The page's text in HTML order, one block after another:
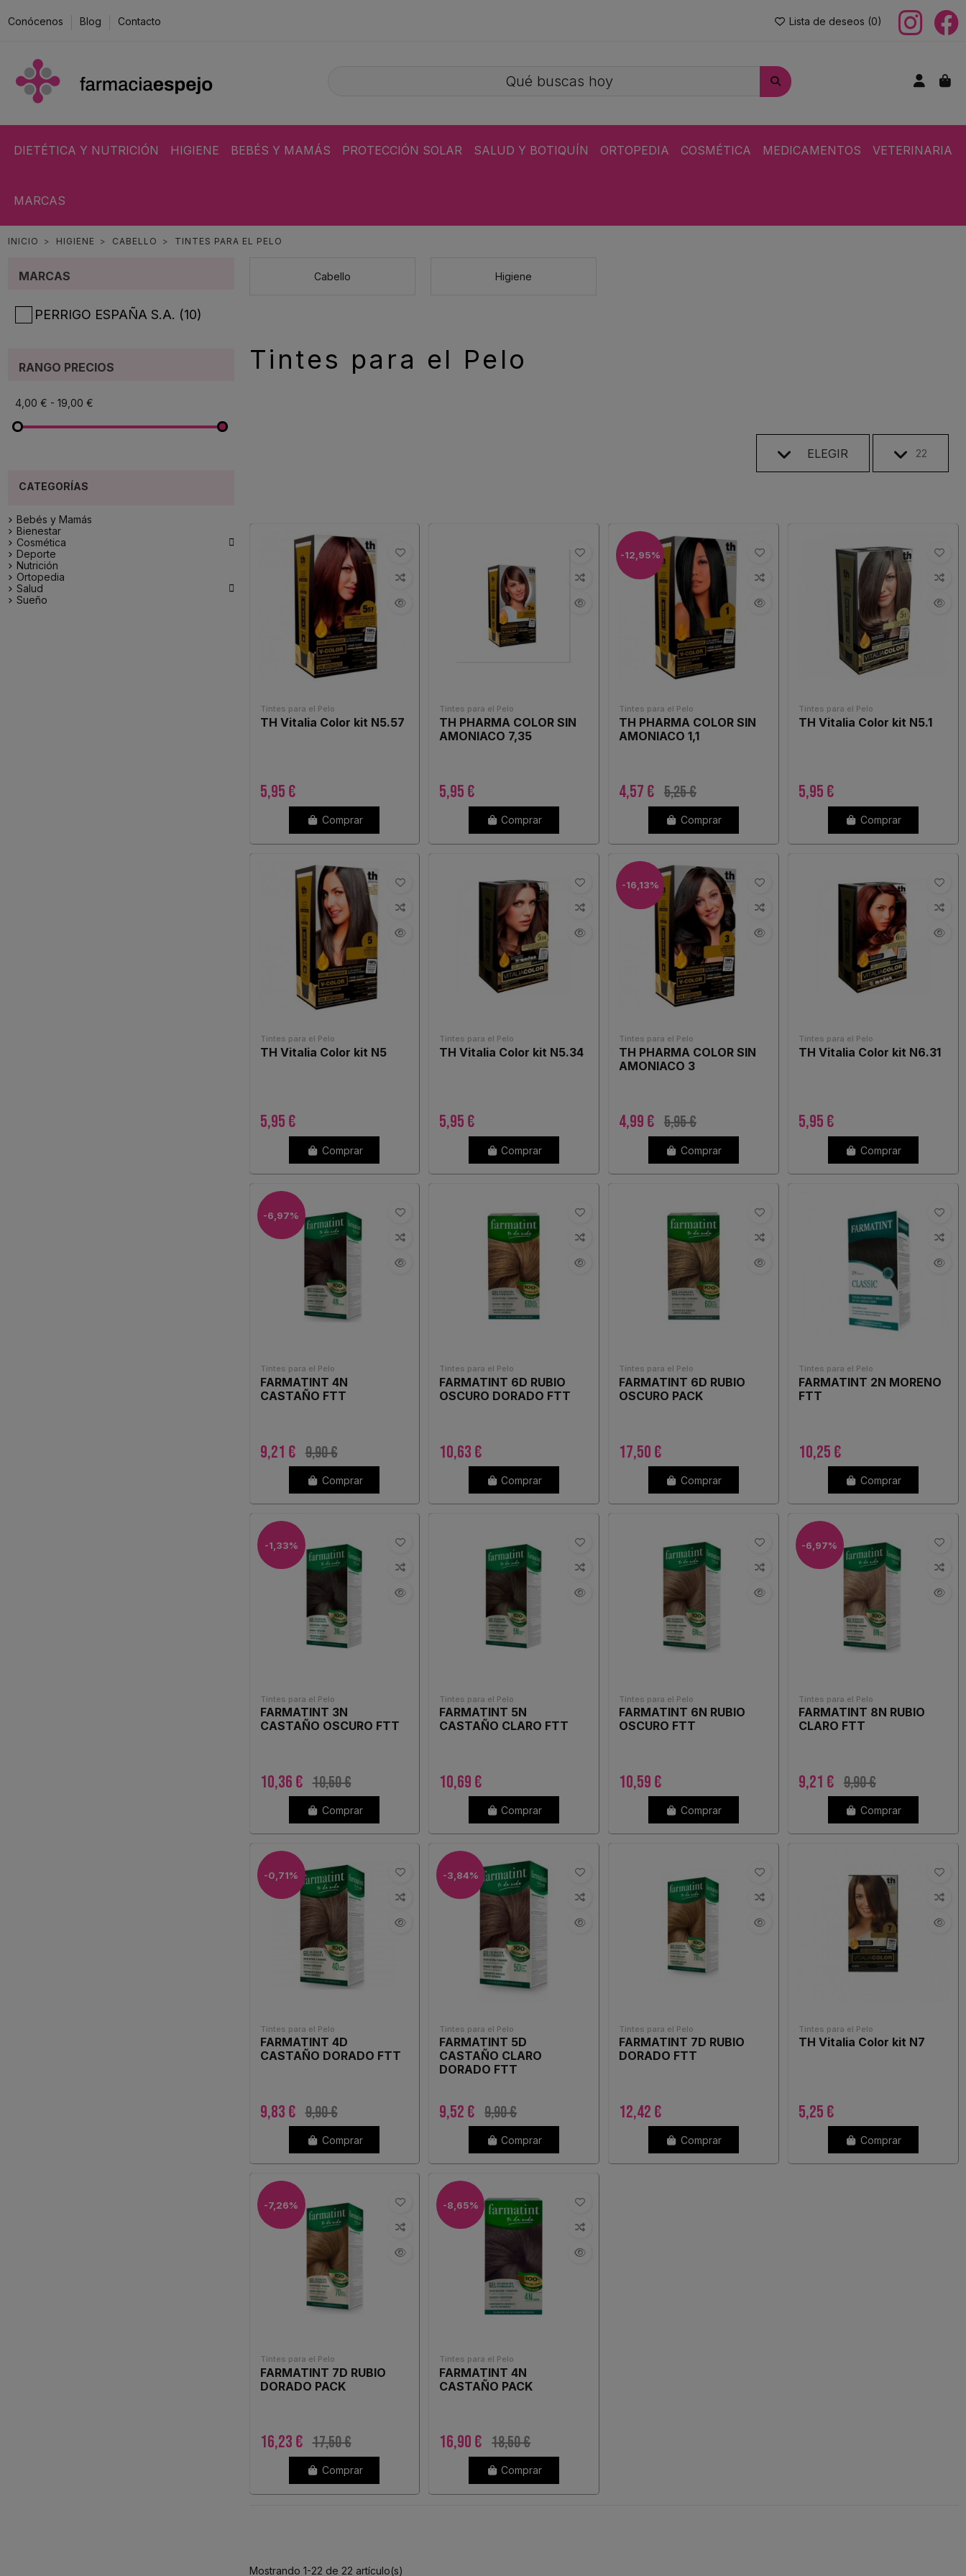
Conócenos Blog Contacto Lista de deseos (0)
DIETÉTICA Y NUTRICIÓN HIGIENE BEBÉS Y MAMÁS PROTECCIÓN SOLAR SALUD Y BOTIQUÍN ORTOPEDIA COSMÉTICA MEDICAMENTOS VETERINARIA
MARCAS
INICIO HIGIENE CABELLO TINTES PARA EL PELO
Cabello Higiene
Tintes para el Pelo
ELEGIR 22
Tintes para el Pelo
TH Vitalia Color kit N5.57
5,95 €
Comprar
Tintes para el Pelo
TH PHARMA COLOR SIN
AMONIACO 7,35
5,95 €
Comprar
-12,95%
Tintes para el Pelo
TH PHARMA COLOR SIN
AMONIACO 1,1
4,57 € 5,25 €
Comprar
Tintes para el Pelo
TH Vitalia Color kit N5.1
5,95 €
Comprar
Tintes para el Pelo
TH Vitalia Color kit N5
5,95 €
Comprar
Tintes para el Pelo
TH Vitalia Color kit N5.34
5,95 €
Comprar
-16,13%
Tintes para el Pelo
TH PHARMA COLOR SIN
AMONIACO 3
4,99 € 5,95 €
Comprar
Tintes para el Pelo
TH Vitalia Color kit N6.31
5,95 €
Comprar
-6,97%
Tintes para el Pelo
FARMATINT 4N
CASTAÑO FTT
9,21 € 9,90 €
Comprar
Tintes para el Pelo
FARMATINT 6D RUBIO
OSCURO DORADO FTT
10,63 €
Comprar
Tintes para el Pelo
FARMATINT 6D RUBIO
OSCURO PACK
17,50 €
Comprar
Tintes para el Pelo
FARMATINT 2N MORENO
FTT
10,25 €
Comprar
-1,33%
Tintes para el Pelo
FARMATINT 3N
CASTAÑO OSCURO FTT
10,36 € 10,50 €
Comprar
Tintes para el Pelo
FARMATINT 5N
CASTAÑO CLARO FTT
10,69 €
Comprar
Tintes para el Pelo
FARMATINT 6N RUBIO
OSCURO FTT
10,59 €
Comprar
-6,97%
Tintes para el Pelo
FARMATINT 8N RUBIO
CLARO FTT
9,21 € 9,90 €
Comprar
-0,71%
Tintes para el Pelo
FARMATINT 4D
CASTAÑO DORADO FTT
9,83 € 9,90 €
Comprar
-3,84%
Tintes para el Pelo
FARMATINT 5D
CASTAÑO CLARO
DORADO FTT
9,52 € 9,90 €
Comprar
Tintes para el Pelo
FARMATINT 7D RUBIO
DORADO FTT
12,42 €
Comprar
Tintes para el Pelo
TH Vitalia Color kit N7
5,25 €
Comprar
-7,26%
Tintes para el Pelo
FARMATINT 7D RUBIO
DORADO PACK
16,23 € 17,50 €
Comprar
-8,65%
Tintes para el Pelo
FARMATINT 4N
CASTAÑO PACK
16,90 € 18,50 €
Comprar
Mostrando 1-22 de 22 artículo(s)
MARCAS
PERRIGO ESPAÑA S.A. (10)
RANGO PRECIOS
4,00 € - 19,00 €
Bebés y Mamás
Bienestar
Cosmética

Deporte
Nutrición
Ortopedia
Salud

Sueño